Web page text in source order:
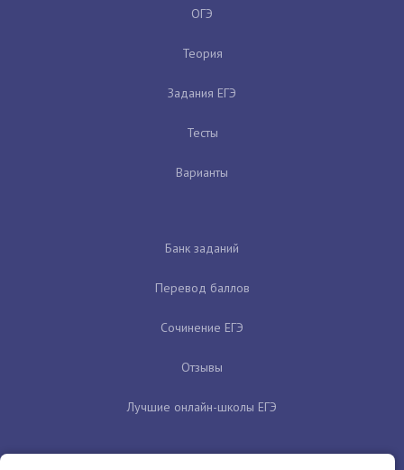
ОГЭ
Теория
Задания ЕГЭ
Тесты
Варианты
Банк заданий
Перевод баллов
Сочинение ЕГЭ
Отзывы
Лучшие онлайн-школы ЕГЭ